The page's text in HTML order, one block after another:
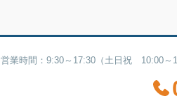
営業時間：9:30～17:30（土日祝 10:00